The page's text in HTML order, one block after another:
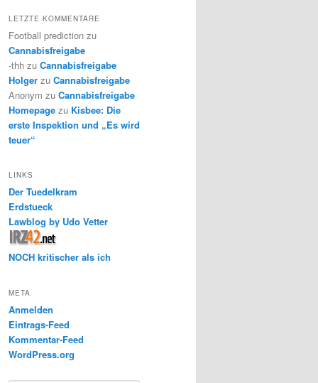
LETZTE KOMMENTARE
Football prediction zu
Cannabisfreigabe
-thh zu Cannabisfreigabe
Holger zu Cannabisfreigabe
Anonym zu Cannabisfreigabe
Homepage zu Kisbee: Die
erste Inspektion und „Es wird
teuer“
LINKS
Der Tuedelkram
Erdstueck
Lawblog by Udo Vetter
NOCH kritischer als ich
META
Anmelden
Eintrags-Feed
Kommentar-Feed
WordPress.org